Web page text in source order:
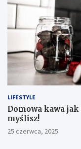
LIFESTYLE
​Domowa kawa
myślisz!
25 czerwca, 2025